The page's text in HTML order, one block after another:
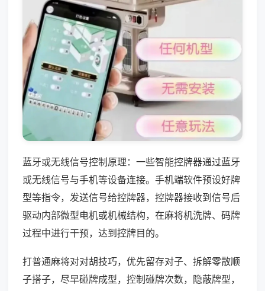
蓝牙或无线信号控制原理：一些智能控牌器通过蓝牙
或无线信号与手机等设备连接。手机端软件预设好牌
型等指令，发送信号给控牌器，控牌器接收到信号后
驱动内部微型电机或机械结构，在麻将机洗牌、码牌
过程中进行干预，达到控牌目的。
打普通麻将对对胡技巧，优先留存对子、拆解零散顺
子搭子，尽早碰牌成型，控制碰牌次数，隐蔽牌型，